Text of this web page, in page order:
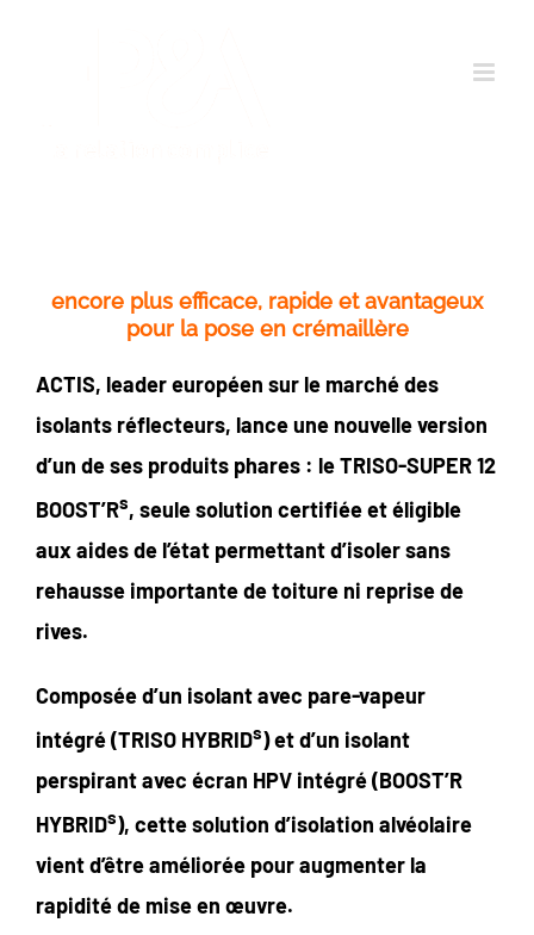
encore plus efficace, rapide et avantageux
pour la pose en crémaillère
ACTIS, leader européen sur le marché des
isolants réflecteurs, lance une nouvelle version
d’un de ses produits phares : le TRISO-SUPER 12
BOOST’Rs, seule solution certifiée et éligible
aux aides de l’état permettant d’isoler sans
rehausse importante de toiture ni reprise de
rives.
Composée d’un isolant avec pare-vapeur
intégré (TRISO HYBRIDs) et d’un isolant
perspirant avec écran HPV intégré (BOOST’R
HYBRIDs), cette solution d’isolation alvéolaire
vient d’être améliorée pour augmenter la
rapidité de mise en œuvre.